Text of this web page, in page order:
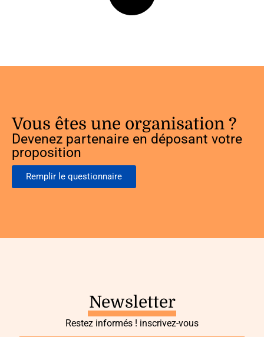
Vous êtes une organisation ?
Devenez partenaire en déposant votre
proposition
Remplir le questionnaire
Newsletter
Restez informés ! inscrivez-vous